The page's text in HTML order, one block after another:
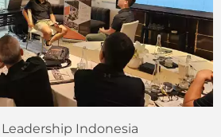
Indonesia